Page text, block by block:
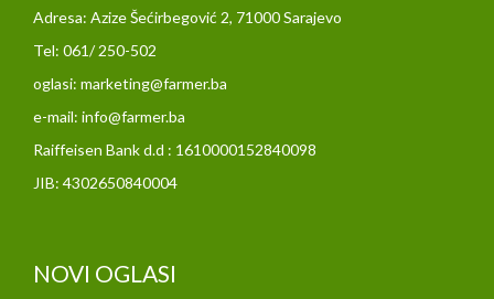
Adresa: Azize Šećirbegović 2, 71000 Sarajevo
Tel: 061/ 250-502
oglasi: marketing@farmer.ba
e-mail: info@farmer.ba
Raiffeisen Bank d.d : 1610000152840098
JIB: 4302650840004
NOVI OGLASI